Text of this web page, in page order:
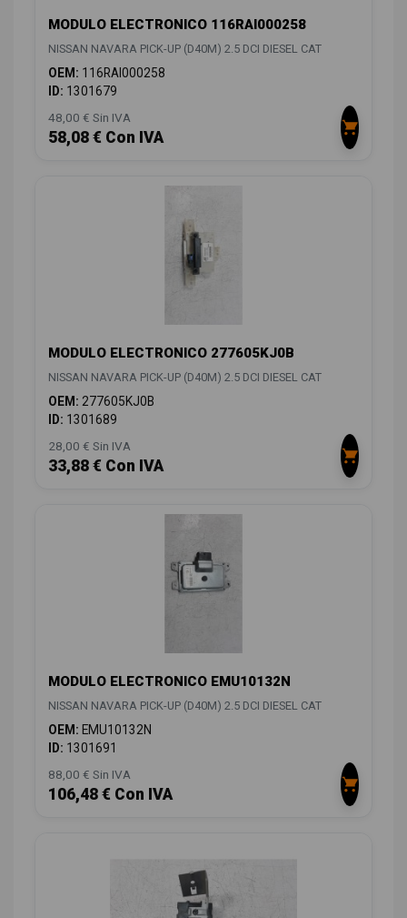
MODULO ELECTRONICO 116RAI000258
NISSAN NAVARA PICK-UP (D40M) 2.5 DCI DIESEL CAT
OEM: 116RAI000258
ID: 1301679
48,00 € Sin IVA
58,08 € Con IVA
MODULO ELECTRONICO 277605KJ0B
NISSAN NAVARA PICK-UP (D40M) 2.5 DCI DIESEL CAT
OEM: 277605KJ0B
ID: 1301689
28,00 € Sin IVA
33,88 € Con IVA
MODULO ELECTRONICO EMU10132N
NISSAN NAVARA PICK-UP (D40M) 2.5 DCI DIESEL CAT
OEM: EMU10132N
ID: 1301691
88,00 € Sin IVA
106,48 € Con IVA